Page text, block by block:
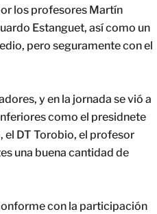
los profesores Martín
Estanguet, así como un
pero seguramente con el
y en la jornada se vió a
como el presidnete
el DT Torobio, el profesor
una buena cantidad de
con la participación